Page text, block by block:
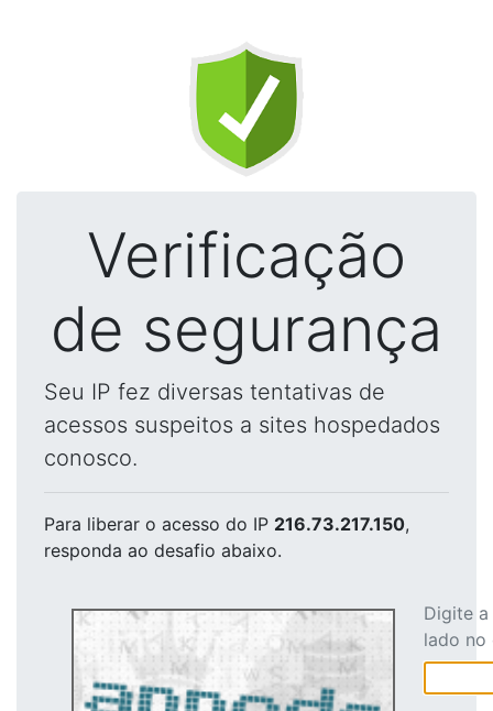
Verificação
de segurança
Seu IP fez diversas tentativas de
acessos suspeitos a sites hospedados
conosco.
Para liberar o acesso do IP 216.73.217.150,
responda ao desafio abaixo.
Digite
lado no